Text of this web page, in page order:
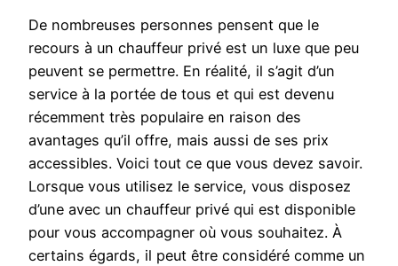
De nombreuses personnes pensent que le
recours à un chauffeur privé est un luxe que peu
peuvent se permettre. En réalité, il s’agit d’un
service à la portée de tous et qui est devenu
récemment très populaire en raison des
avantages qu’il offre, mais aussi de ses prix
accessibles. Voici tout ce que vous devez savoir.
Lorsque vous utilisez le service, vous disposez
d’une avec un chauffeur privé qui est disponible
pour vous accompagner où vous souhaitez. À
certains égards, il peut être considéré comme un